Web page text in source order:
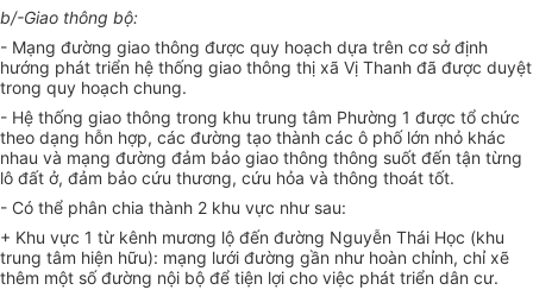
b/-Giao thông bộ:
- Mạng đường giao thông được quy hoạch dựa trên cơ sở định
hướng phát triển hệ thống giao thông thị xã Vị Thanh đã được duyệt
trong quy hoạch chung.
- Hệ thống giao thông trong khu trung tâm Phường 1 được tổ chức
theo dạng hỗn hợp, các đường tạo thành các ô phố lớn nhỏ khác
nhau và mạng đường đảm bảo giao thông thông suốt đến tận từng
lô đất ở, đảm bảo cứu thương, cứu hỏa và thông thoát tốt.
- Có thể phân chia thành 2 khu vực như sau:
+ Khu vực 1 từ kênh mương lộ đến đường Nguyễn Thái Học (khu
trung tâm hiện hữu): mạng lưới đường gần như hoàn chỉnh, chỉ xẽ
thêm một số đường nội bộ để tiện lợi cho việc phát triển dân cư.